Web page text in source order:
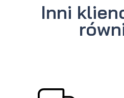
Inni